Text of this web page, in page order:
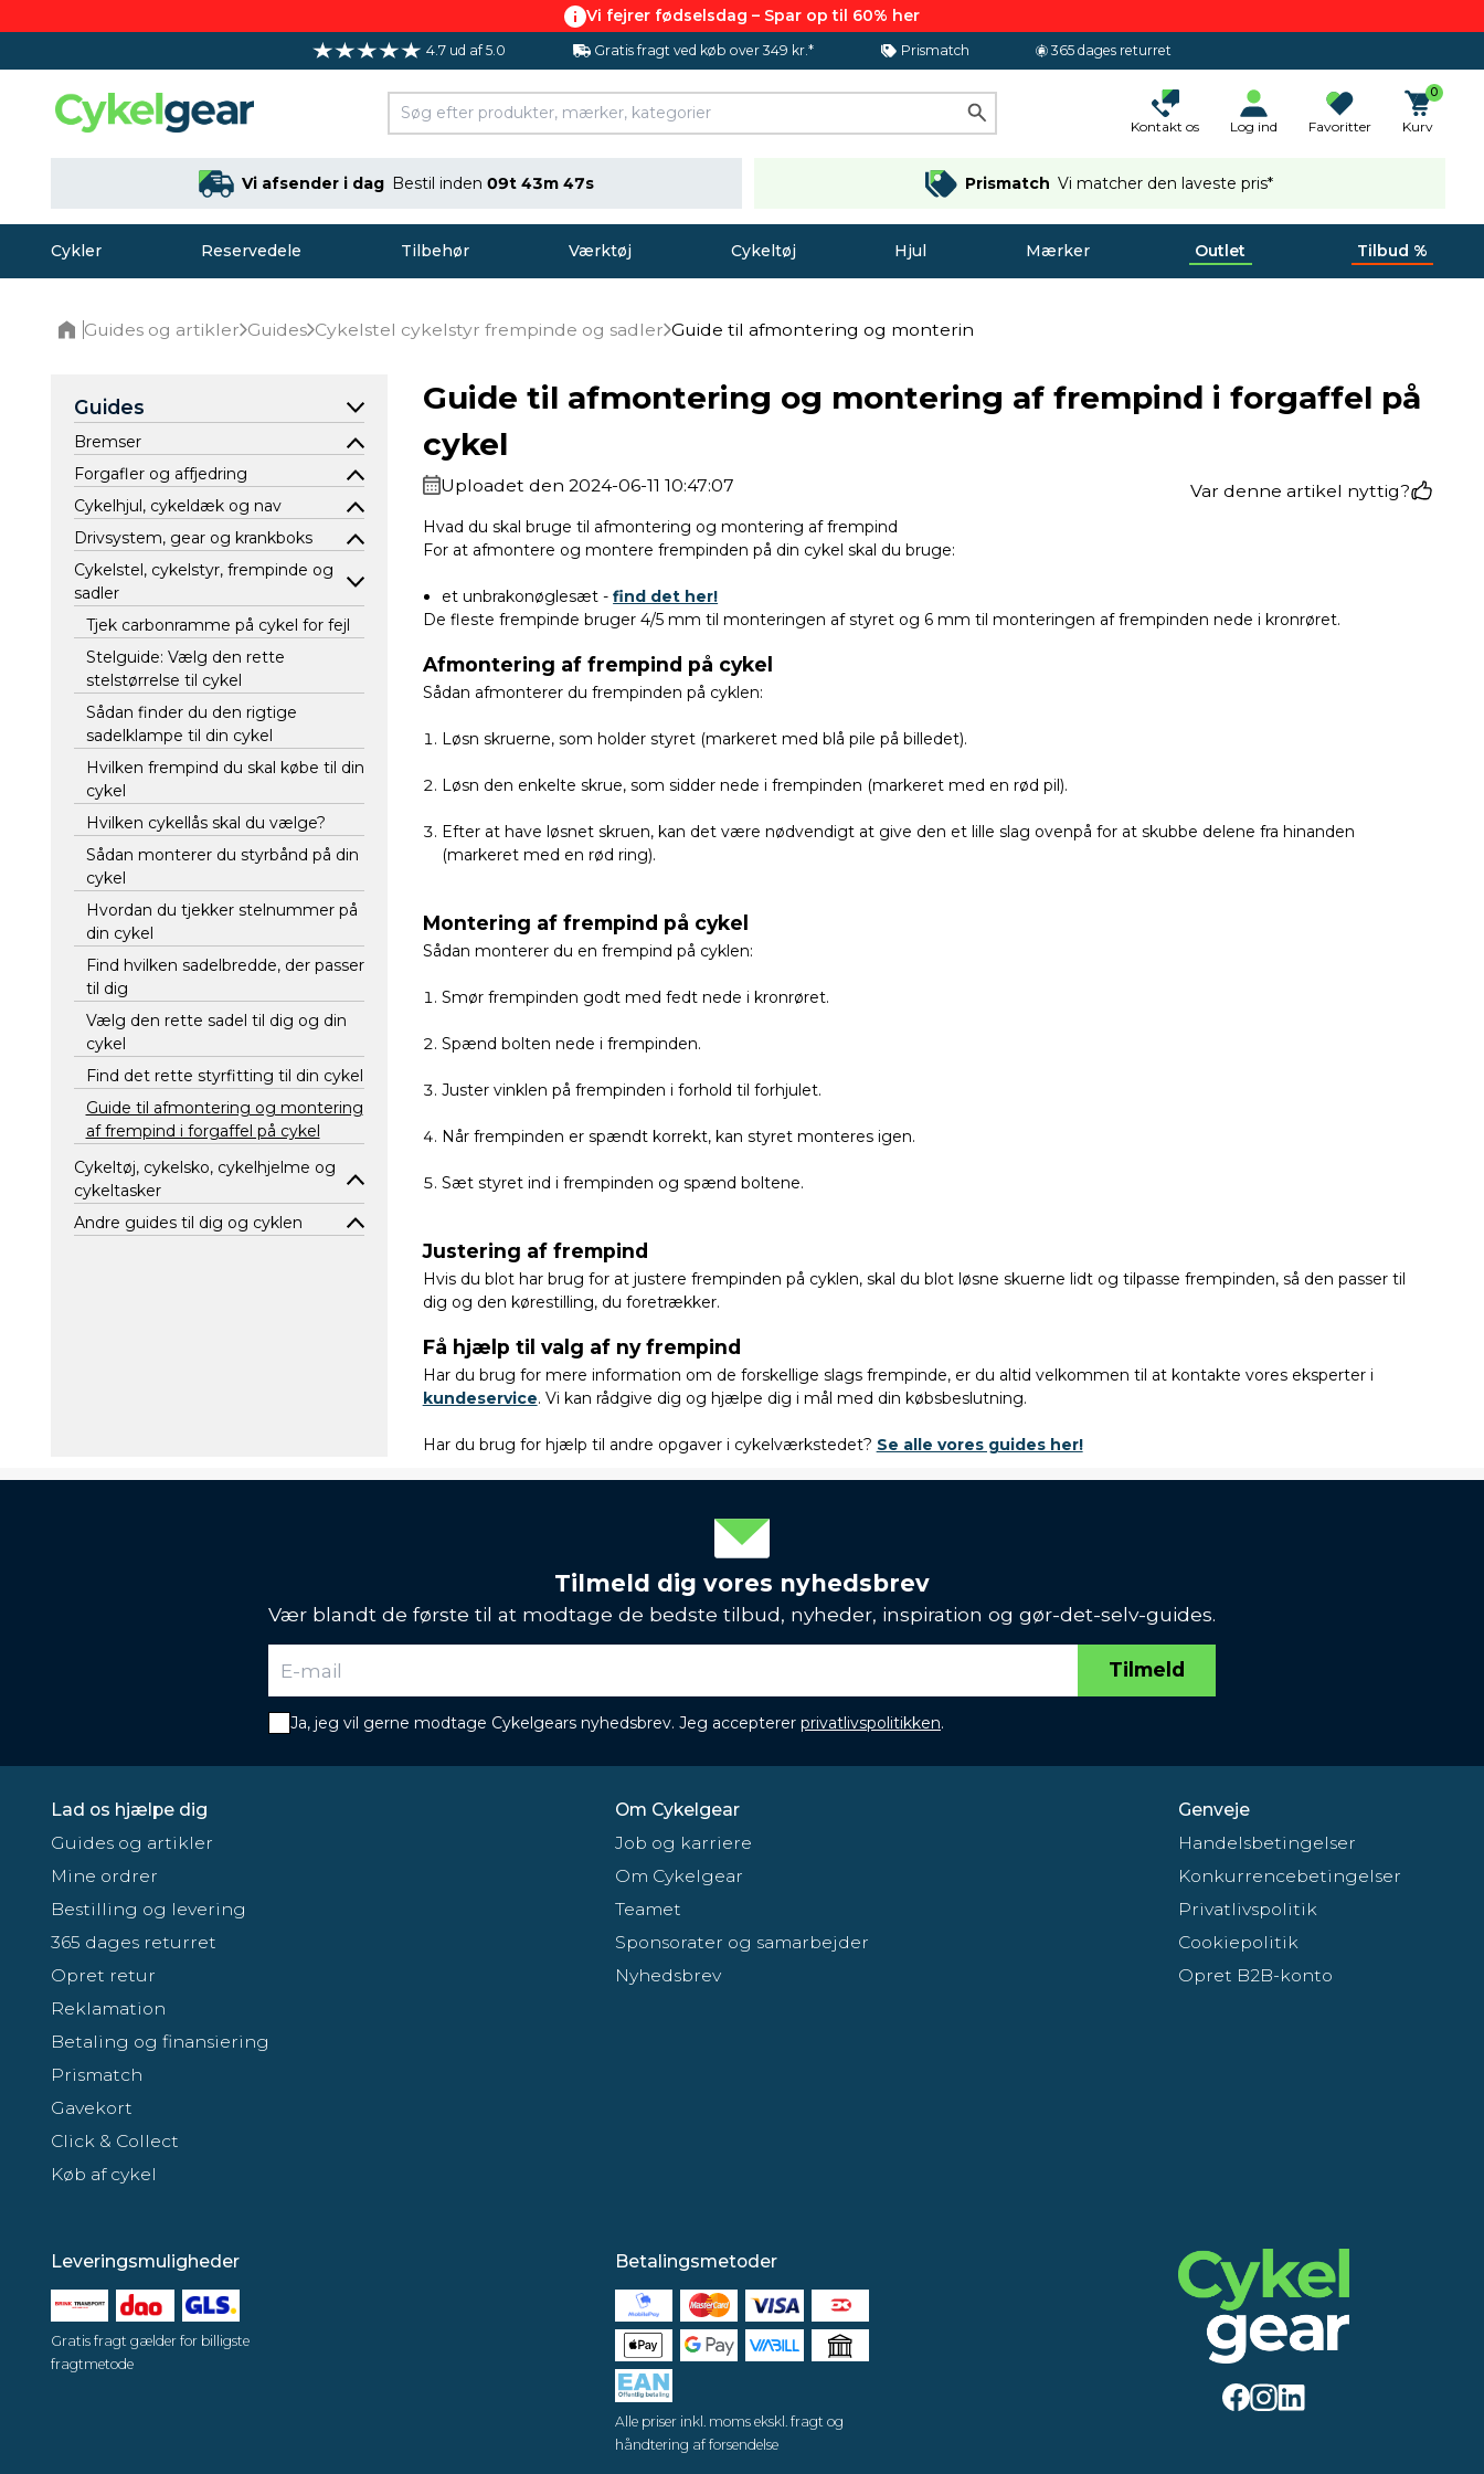
Vi fejrer fødselsdag – Spar op til 60% her
4.7 ud af 5.0 Gratis fragt ved køb over 349 kr.* Prismatch 365 dages returret
Kontakt os Log ind Favoritter
0
Kurv
Vi afsender i dag Bestil inden09t 43m 47s Prismatch Vi matcher den laveste pris*
Cykler Reservedele Tilbehør Værktøj Cykeltøj Hjul Mærker Outlet Tilbud %
Guides og artikler Guides Cykelstel cykelstyr frempinde og sadler Guide til afmontering og montering af frempind i forgaffel pa cykel
Guides
Bremser
Forgafler og affjedring
Cykelhjul, cykeldæk og nav
Drivsystem, gear og krankboks
Cykelstel, cykelstyr, frempinde og
sadler
Tjek carbonramme på cykel for fejl
Stelguide: Vælg den rette
stelstørrelse til cykel
Sådan finder du den rigtige
sadelklampe til din cykel
Hvilken frempind du skal købe til din
cykel
Hvilken cykellås skal du vælge?
Sådan monterer du styrbånd på din
cykel
Hvordan du tjekker stelnummer på
din cykel
Find hvilken sadelbredde, der passer
til dig
Vælg den rette sadel til dig og din
cykel
Find det rette styrfitting til din cykel
Guide til afmontering og montering
af frempind i forgaffel på cykel
Cykeltøj, cykelsko, cykelhjelme og
cykeltasker
Andre guides til dig og cyklen
Guide til afmontering og montering af frempind i forgaffel på
cykel
Uploadet den 2024-06-11 10:47:07 Var denne artikel nyttig?
Hvad du skal bruge til afmontering og montering af frempind
For at afmontere og montere frempinden på din cykel skal du bruge:
et unbrakonøglesæt -find det her!
De fleste frempinde bruger 4/5 mm til monteringen af styret og 6 mm til monteringen af frempinden nede i kronrøret.
Afmontering af frempind på cykel
Sådan afmonterer du frempinden på cyklen:
Løsn skruerne, som holder styret (markeret med blå pile på billedet).
Løsn den enkelte skrue, som sidder nede i frempinden (markeret med en rød pil).
Efter at have løsnet skruen, kan det være nødvendigt at give den et lille slag ovenpå for at skubbe delene fra hinanden
(markeret med en rød ring).
Montering af frempind på cykel
Sådan monterer du en frempind på cyklen:
Smør frempinden godt med fedt nede i kronrøret.
Spænd bolten nede i frempinden.
Juster vinklen på frempinden i forhold til forhjulet.
Når frempinden er spændt korrekt, kan styret monteres igen.
Sæt styret ind i frempinden og spænd boltene.
Justering af frempind
Hvis du blot har brug for at justere frempinden på cyklen, skal du blot løsne skuerne lidt og tilpasse frempinden, så den passer til
dig og den kørestilling, du foretrækker.
Få hjælp til valg af ny frempind
Har du brug for mere information om de forskellige slags frempinde, er du altid velkommen til at kontakte vores eksperter i
kundeservice. Vi kan rådgive dig og hjælpe dig i mål med din købsbeslutning.
Har du brug for hjælp til andre opgaver i cykelværkstedet? Se alle vores guides her!
Tilmeld dig vores nyhedsbrev
Vær blandt de første til at modtage de bedste tilbud, nyheder, inspiration og gør-det-selv-guides.
Tilmeld
Ja, jeg vil gerne modtage Cykelgears nyhedsbrev. Jeg accepterer privatlivspolitikken.
Lad os hjælpe dig
Guides og artikler
Mine ordrer
Bestilling og levering
365 dages returret
Opret retur
Reklamation
Betaling og finansiering
Prismatch
Gavekort
Click & Collect
Køb af cykel
Om Cykelgear
Job og karriere
Om Cykelgear
Teamet
Sponsorater og samarbejder
Nyhedsbrev
Genveje
Handelsbetingelser
Konkurrencebetingelser
Privatlivspolitik
Cookiepolitik
Opret B2B-konto
Leveringsmuligheder
Gratis fragt gælder for billigste
fragtmetode
Betalingsmetoder
Alle priser inkl. moms ekskl. fragt og
håndtering af forsendelse